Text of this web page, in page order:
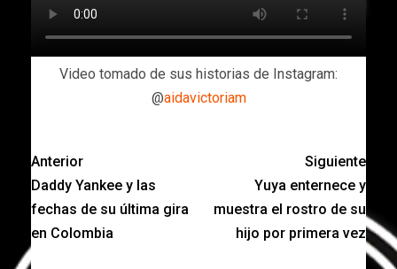
Video tomado de sus historias de Instagram:
@aidavictoriam
Anterior
Daddy Yankee y las
fechas de su última gira
en Colombia
Siguiente
Yuya enternece y
muestra el rostro de su
hijo por primera vez